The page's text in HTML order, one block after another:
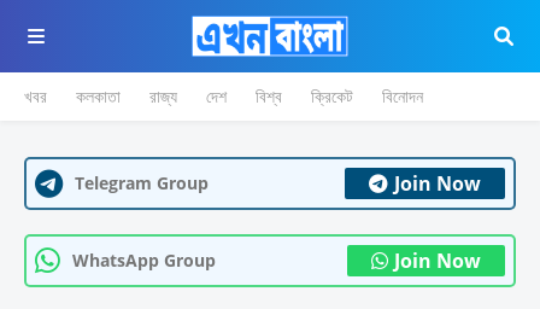
খবর কলকাতা রাজ্য দেশ বিশ্ব ক্রিকেট বিনোদন
Telegram Group Join Now
WhatsApp Group Join Now